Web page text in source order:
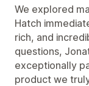
We explored
Hatch
rich, and
questions,
exceptionally
product we